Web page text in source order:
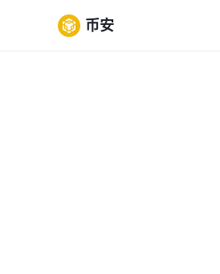
币安